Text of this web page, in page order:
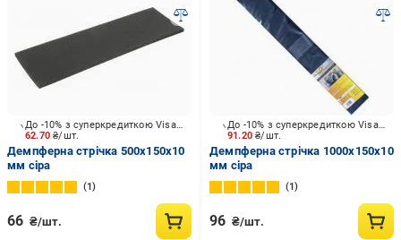
62.70₴/шт.
До -10% з суперкредиткою Visa Вигода
Демпферна стрічка 500x150x10
мм сіра
1
66 ₴/шт.
91.20₴/шт.
До -10% з суперкредиткою Visa Вигода
Демпферна стрічка 1000x150x10
мм сіра
1
96 ₴/шт.